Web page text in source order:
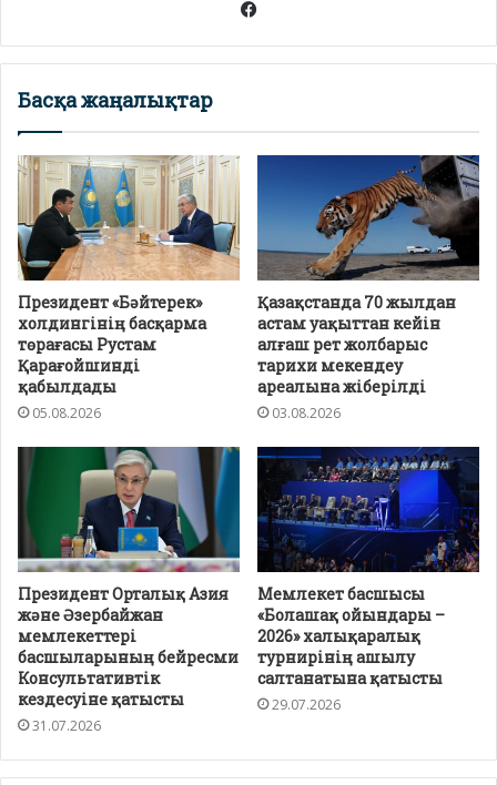
Facebook
Басқа жаңалықтар
Президент «Бәйтерек»
холдингінің басқарма
төрағасы Рустам
Қарағойшинді
қабылдады
05.08.2026
Қазақстанда 70 жылдан
астам уақыттан кейін
алғаш рет жолбарыс
тарихи мекендеу
ареалына жіберілді
03.08.2026
Президент Орталық Азия
және Әзербайжан
мемлекеттері
басшыларының бейресми
Консультативтік
кездесуіне қатысты
31.07.2026
Мемлекет басшысы
«Болашақ ойындары –
2026» халықаралық
турнирінің ашылу
салтанатына қатысты
29.07.2026